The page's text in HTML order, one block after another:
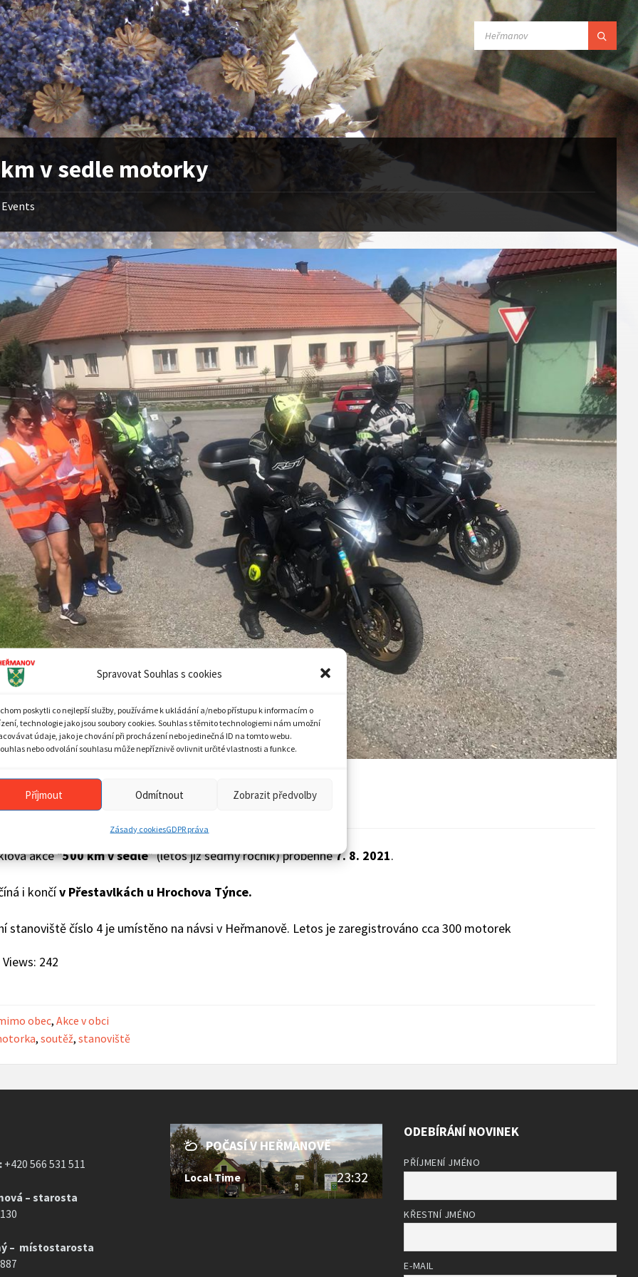
Spravovat Souhlas s cookies
poskytli co nejlepší služby, používáme k ukládání a/nebo přístupu k informacím o
technologie jako jsou soubory cookies. Souhlas s těmito technologiemi nám umožní
údaje, jako je chování při procházení nebo jedinečná ID na tomto webu.
nebo odvolání souhlasu může nepříznivě ovlivnit určité vlastnosti a funkce.
Příjmout Odmítnout Zobrazit předvolby
Zásady cookiesGDPR práva
v sedle motorky
Events
2021 All-day event
akce “500 km v sedle” (letos již sedmý ročník) proběhne7. 8. 2021.
i končív Přestavlkách u Hrochova Týnce.
stanoviště číslo 4 je umístěno na návsi v Heřmanově. Letos je zaregistrováno cca 300 motorek
242
obec,Akce v obci
,soutěž,stanoviště
+420 566 531 511
– starosta
– místostarosta
POČASÍ V HEŘMANOVĚ
Local Time 23:32
ODEBÍRÁNÍ NOVINEK
PŘÍJMENÍ JMÉNO
KŘESTNÍ JMÉNO
E-MAIL